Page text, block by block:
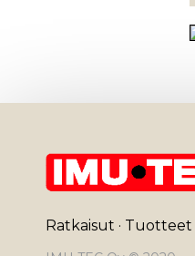
Ratkaisut · Tuotteet